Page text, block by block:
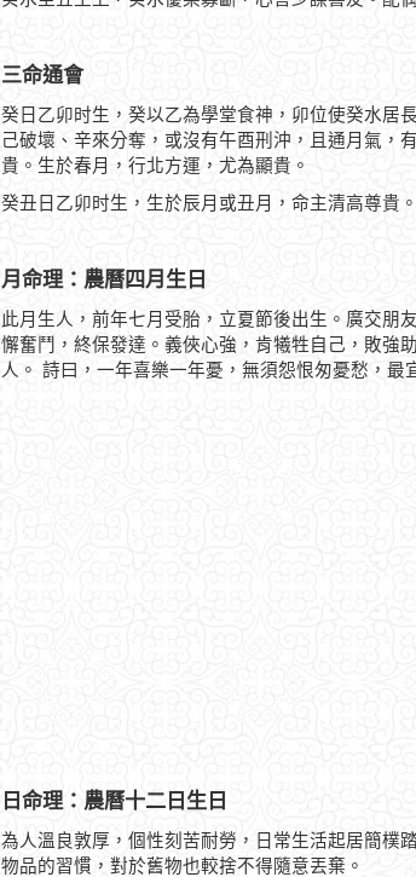
三命通會
癸日乙卯时生，癸以乙為學堂食神，卯位使癸水居
己破壞、辛來分奪，或沒有午酉刑沖，且通月氣，
貴。生於春月，行北方運，尤為顯貴。
癸丑日乙卯时生，生於辰月或丑月，命主清高尊貴
月命理：農曆四月生日
此月生人，前年七月受胎，立夏節後出生。廣交朋
懈奮鬥，終保發達。義俠心強，肯犧牲自己，敗強
人。 詩曰，一年喜樂一年憂，無須怨恨匆憂愁，最
日命理：農曆十二日生日
為人溫良敦厚，個性刻苦耐勞，日常生活起居簡樸
物品的習慣，對於舊物也較捨不得隨意丟棄。